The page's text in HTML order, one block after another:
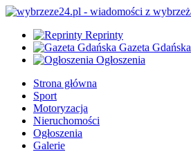
Reprinty
Gazeta Gdańska
Ogłoszenia
Strona główna
Sport
Motoryzacja
Nieruchomości
Ogłoszenia
Galerie